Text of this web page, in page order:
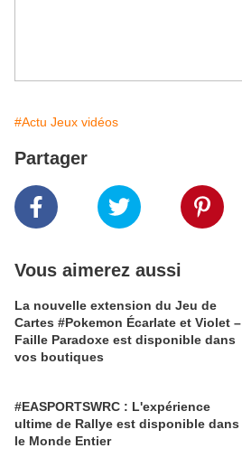
#Actu Jeux vidéos
Partager
Vous aimerez aussi
La nouvelle extension du Jeu de
Cartes #Pokemon Écarlate et Violet –
Faille Paradoxe est disponible dans
vos boutiques
#EASPORTSWRC : L'expérience
ultime de Rallye est disponible dans
le Monde Entier